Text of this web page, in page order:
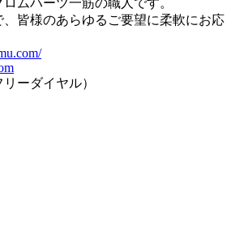
ムハーツ一筋の職人です。
皆様のあらゆるご要望に柔軟にお応
ーダイヤル）